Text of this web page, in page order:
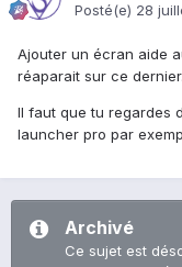
Posté(e) 28
Ajouter un écran aide
réaparait sur ce dernier.
Il faut que tu regardes
launcher pro par
Archivé
Ce sujet est